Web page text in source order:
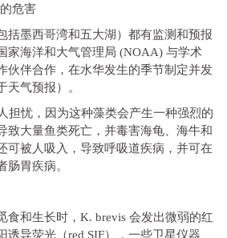
危害
括墨西哥湾和五大湖）都有监测和预报
家海洋和大气管理局 (NOAA) 与学术
伙伴合作，在水华发生的季节制定并发
天气预报）。
担忧，因为这种藻类会产生一种强烈的
致大量鱼类死亡，并毒害海龟、海牛和
可被人吸入，导致呼吸道疾病，并可在
肠胃疾病。
食和生长时，K. brevis 会发出微弱的红
诱导荧光（red SIF），一些卫星仪器